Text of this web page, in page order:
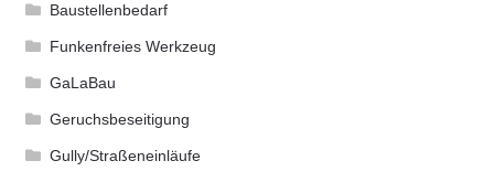
Baulampen
Baustellenbedarf
Baustellenbedarf
Funkenfreies Werkzeug
GaLaBau
Geruchsbeseitigung
Gully/Straßeneinläufe